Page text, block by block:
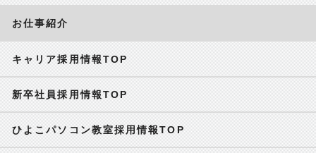
お仕事紹介
キャリア採用情報TOP
新卒社員採用情報TOP
ひよこパソコン教室採用情報TOP